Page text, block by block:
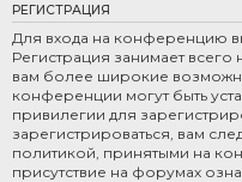
РЕГИСТРАЦИЯ
Для входа на конференцию
Регистрация занимает
вам более широкие
конференции могут быть
привилегии для
зарегистрироваться, вам
политикой, принятыми на
присутствие на форумах